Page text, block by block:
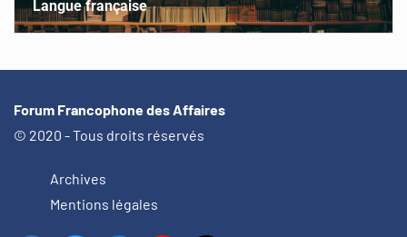
Langue française
Forum Francophone des Affaires
© 2020 - Tous droits réservés
Archives
Mentions légales